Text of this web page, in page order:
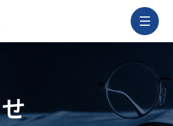
株
式
社
イ
ト